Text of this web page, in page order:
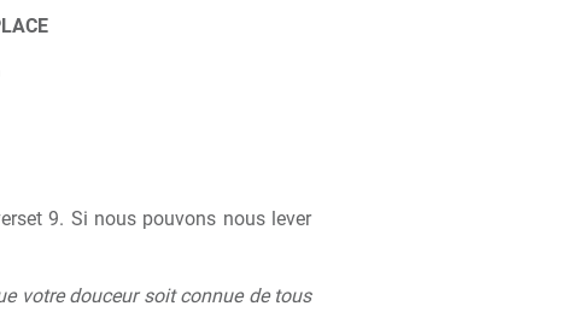
9. Si nous pouvons nous lever
votre douceur soit connue de tous